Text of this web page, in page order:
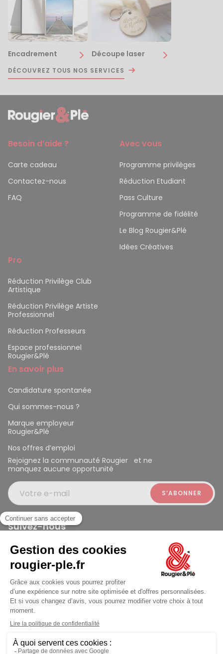
Encadrement Découpe laser
DÉCOUVREZ TOUS NOS SERVICES
Besoin d’aide ?
Carte cadeau
Contactez-nous
FAQ
Avec vous
Programme privilèges
Réduction Etudiant
Pass Culture
Programme de fidélité
Le Blog Rougier&Plé
Idées Créatives
Pro
Réduction Privilège Club
Artistique
Réduction Privilège Artiste
Professionnel
Réduction Professeurs
Espace professionnel
Rougier&Plé
En savoir plus
Candidature spontanée
Qui sommes-nous ?
Marque employeur
Rougier&Plé
Nos offres d’emploi
Rejoignez la communauté Rougier et ne
manquez aucune opportunité
Votre e-mail
Suivez-nous
Rougier et Plé 2024 Copyright
Mentions légales
Conditions générales des ventes